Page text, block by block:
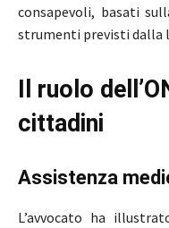
consapevoli, basati
strumenti previsti dalla
Il ruolo
cittadini
Assistenza
L’avvocato ha